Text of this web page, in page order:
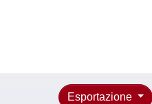
Esportazione